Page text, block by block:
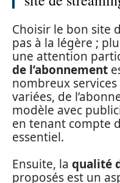
Choisir le bon site
pas à la légère ;
une attention
de l’abonnement
nombreux
variées, de
modèle avec
en tenant compte
essentiel.
Ensuite, la qualité
proposés est un